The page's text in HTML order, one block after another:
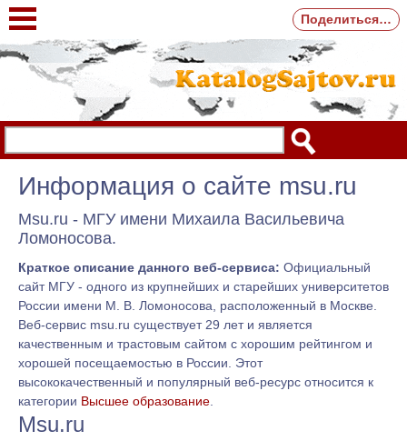
Информация о сайте msu.ru
Msu.ru - МГУ имени Михаила Васильевича
Ломоносова.
Краткое описание данного веб-сервиса: Официальный
сайт МГУ - одного из крупнейших и старейших университетов
России имени М. В. Ломоносова, расположенный в Москве.
Веб-сервис msu.ru существует 29 лет и является
качественным и трастовым сайтом с хорошим рейтингом и
хорошей посещаемостью в России. Этот
высококачественный и популярный веб-ресурс относится к
категории Высшее образование
Msu.ru
Поделиться…